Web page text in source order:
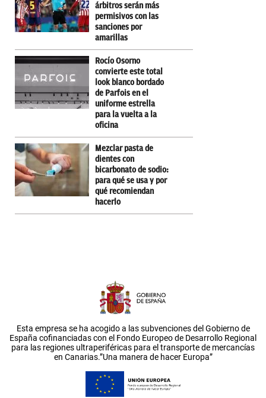
árbitros serán más
permisivos con las
sanciones por
amarillas
Rocío Osorno
convierte este total
look blanco bordado
de Parfois en el
uniforme estrella
para la vuelta a la
oficina
Mezclar pasta de
dientes con
bicarbonato de sodio:
para qué se usa y por
qué recomiendan
hacerlo
Esta empresa se ha acogido a las subvenciones del Gobierno de
España cofinanciadas con el Fondo Europeo de Desarrollo Regional
para las regiones ultraperiféricas para el transporte de mercancías
en Canarias.”Una manera de hacer Europa”